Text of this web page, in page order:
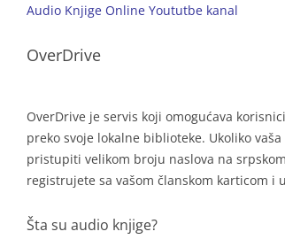
Audio Knjige Online Yoututbe kanal
OverDrive
OverDrive je servis koji omogućava
preko svoje lokalne biblioteke. Ukoliko
pristupiti velikom broju naslova na
registrujete sa vašom članskom karticom i
Šta su audio knjige?